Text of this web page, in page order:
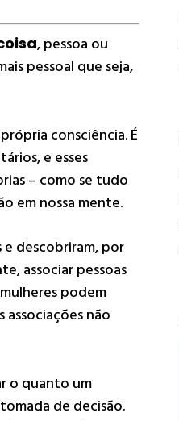
, pessoa ou
pessoal que seja,
consciência. É
e esses
– como se tudo
em nossa mente.
e descobriram, por
associar pessoas
podem
associações não
o quanto um
de decisão.